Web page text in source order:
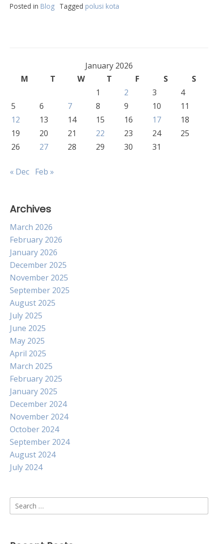
Posted in Blog Tagged polusi kota
January 2026
M
T W T F S
S
1
2 3
4
5
6 7 8 9 10
11
12
13 14 15 16 17
18
19
20 21 22 23 24
25
26
27 28 29 30 31
« Dec Feb »
Archives
March 2026
February 2026
January 2026
December 2025
November 2025
September 2025
August 2025
July 2025
June 2025
May 2025
April 2025
March 2025
February 2025
January 2025
December 2024
November 2024
October 2024
September 2024
August 2024
July 2024
Search
for: